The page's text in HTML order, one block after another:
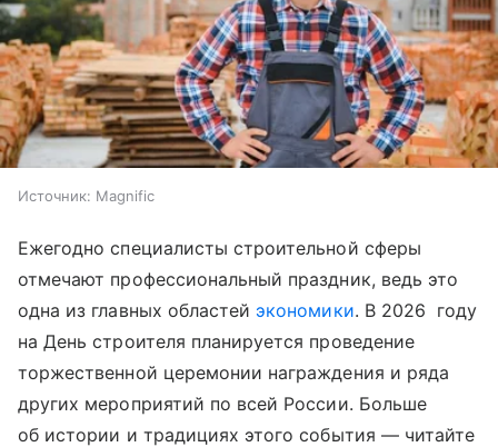
Источник: Magnific
Ежегодно специалисты строительной сферы
отмечают профессиональный праздник, ведь это
одна из главных областей экономики. В 2026 году
на День строителя планируется проведение
торжественной церемонии награждения и ряда
других мероприятий по всей России. Больше
об истории и традициях этого события — читайте